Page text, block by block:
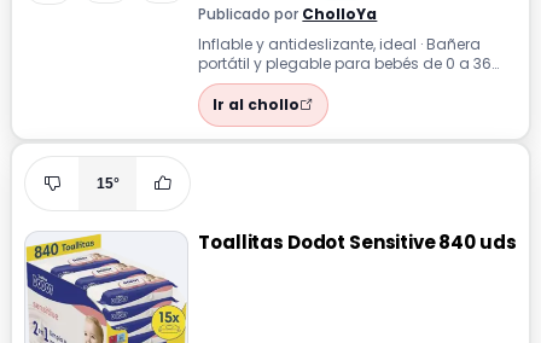
Publicado por CholloYa
Inflable y antideslizante, ideal · Bañera
portátil y plegable para bebés de 0 a 36
meses, fabricada en material suave...
Ir al chollo
15°
Toallitas Dodot Sensitive 840 uds